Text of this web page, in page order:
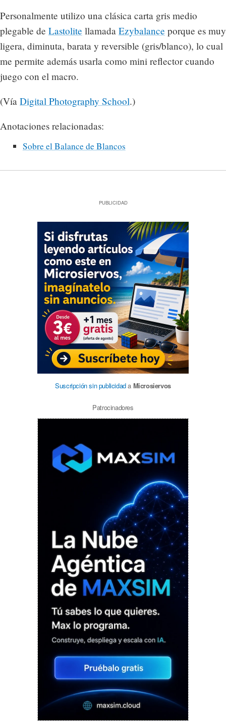
Personalmente utilizo una clásica carta gris medio
plegable de Lastolite llamada Ezybalance porque es muy
ligera, diminuta, barata y reversible (gris/blanco), lo cual
me permite además usarla como mini reflector cuando
juego con el macro.
(Vía Digital Photography School.)
Anotaciones relacionadas:
Sobre el Balance de Blancos
PUBLICIDAD
Suscripción sin publicidada Microsiervos
Patrocinadores